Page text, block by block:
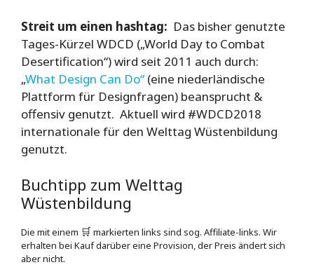
Streit um einen hashtag: Das bisher genutzte
Tages-Kürzel WDCD („World Day to Combat
Desertification“) wird seit 2011 auch durch:
„What Design Can Do“ (eine niederländische
Plattform für Designfragen) beansprucht &
offensiv genutzt. Aktuell wird #WDCD2018
internationale für den Welttag Wüstenbildung
genutzt.
Buchtipp zum Welttag
Wüstenbildung
Die mit einem 🛒 markierten links sind sog. Affiliate-links. Wir
erhalten bei Kauf darüber eine Provision, der Preis ändert sich
aber nicht.